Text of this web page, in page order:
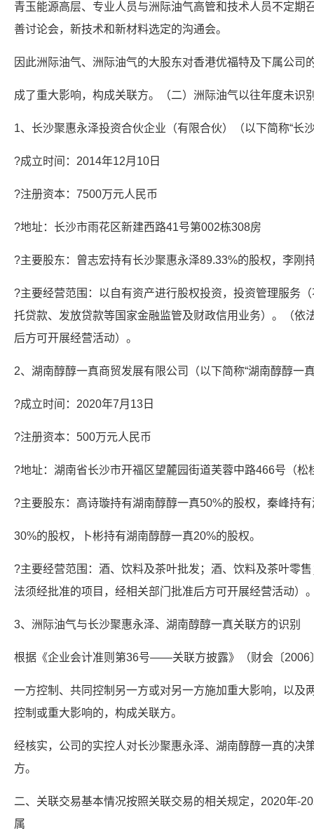
青玉能源高层、专业人员与洲际油气高管和技术人员不定期
善讨论会，新技术和新材料选定的沟通会。
因此洲际油气、洲际油气的大股东对香港优福特及下属公司
成了重大影响，构成关联方。（二）洲际油气以往年度未识
1、长沙聚惠永泽投资合伙企业（有限合伙）（以下简称“长
?成立时间：2014年12月10日
?注册资本：7500万元人民币
?地址：长沙市雨花区新建西路41号第002栋308房
?主要股东：曾志宏持有长沙聚惠永泽89.33%的股权，李刚
?主要经营范围：以自有资产进行股权投资，投资管理服务
托贷款、发放贷款等国家金融监管及财政信用业务）。（依
后方可开展经营活动）。
2、湖南醇醇一真商贸发展有限公司（以下简称“湖南醇醇一
?成立时间：2020年7月13日
?注册资本：500万元人民币
?地址：湖南省长沙市开福区望麓园街道芙蓉中路466号（松
?主要股东：高诗璇持有湖南醇醇一真50%的股权，秦峰持
30%的股权，卜彬持有湖南醇醇一真20%的股权。
?主要经营范围：酒、饮料及茶叶批发；酒、饮料及茶叶零
法须经批准的项目，经相关部门批准后方可开展经营活动）
3、洲际油气与长沙聚惠永泽、湖南醇醇一真关联方的识别
根据《企业会计准则第36号——关联方披露》（财会〔2006
一方控制、共同控制另一方或对另一方施加重大影响，以及
控制或重大影响的，构成关联方。
经核实，公司的实控人对长沙聚惠永泽、湖南醇醇一真的决
方。
二、关联交易基本情况按照关联交易的相关规定，2020年-
属